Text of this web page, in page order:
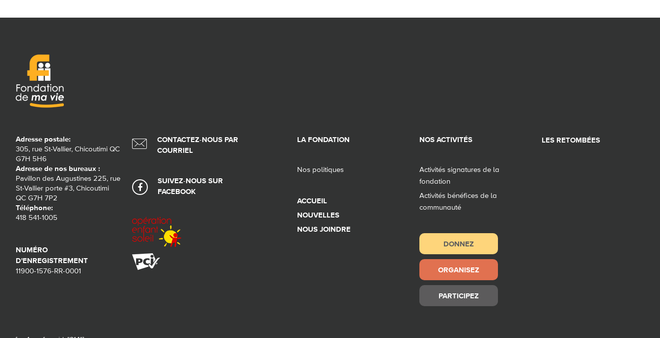
Adresse postale:
305, rue St-Vallier, Chicoutimi QC
G7H 5H6
Adresse de nos bureaux :
Pavillon des Augustines 225, rue
St-Vallier porte #3, Chicoutimi
QC G7H 7P2
Téléphone:
418 541-1005
NUMÉRO
D'ENREGISTREMENT
11900-1576-RR-0001
CONTACTEZ-NOUS PAR
COURRIEL
SUIVEZ-NOUS SUR
FACEBOOK
LA FONDATION
Nos politiques
ACCUEIL
NOUVELLES
NOUS JOINDRE
NOS ACTIVITÉS
Activités signatures de la
fondation
Activités bénéfices de la
communauté
DONNEZ
ORGANISEZ
PARTICIPEZ
LES RETOMBÉES